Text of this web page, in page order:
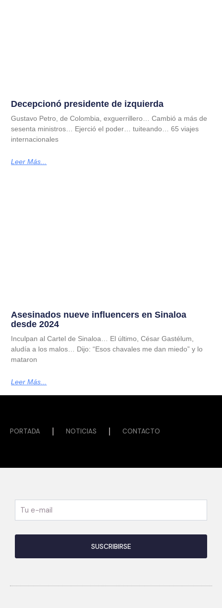
Decepcionó presidente de izquierda
Gustavo Petro, de Colombia, exguerrillero… Cambió a más de
sesenta ministros… Ejerció el poder… tuiteando… 65 viajes
internacionales
Leer Más...
Asesinados nueve influencers en Sinaloa
desde 2024
Inculpan al Cartel de Sinaloa… El último, César Gastélum,
aludía a los malos… Dijo: “Esos chavales me dan miedo” y lo
mataron
Leer Más...
PORTADA NOTICIAS CONTACTO